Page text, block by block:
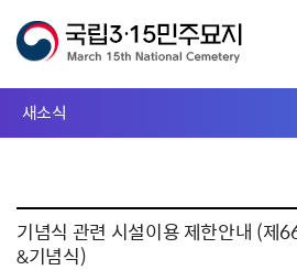
새소식
기념식 관련 시설이용 제한안내 (제
&기념식)